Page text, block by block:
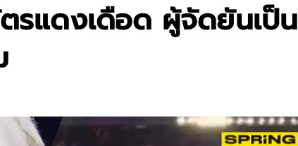
รแดงเดือด ผู้จัดยันเป็น